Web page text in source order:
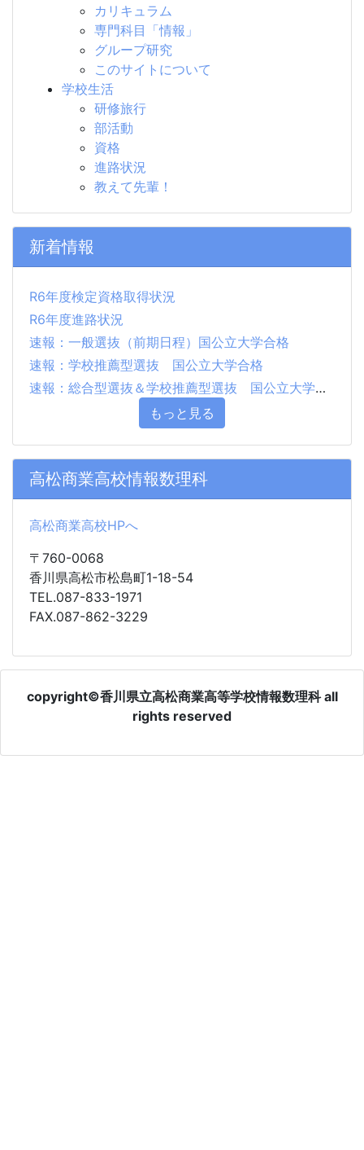
カリキュラム
専門科目「情報」
グループ研究
このサイトについて
学校生活
研修旅行
部活動
資格
進路状況
教えて先輩！
新着情報
R6年度検定資格取得状況
R6年度進路状況
速報：一般選抜（前期日程）国公立大学合格
速報：学校推薦型選抜 国公立大学合格
速報：総合型選抜＆学校推薦型選抜 国公立大学合格
もっと見る
高松商業高校情報数理科
高松商業高校HPへ
〒760-0068
香川県高松市松島町1-18-54
TEL.087-833-1971
FAX.087-862-3229
copyright©香川県立高松商業高等学校情報数理科 all
rights reserved